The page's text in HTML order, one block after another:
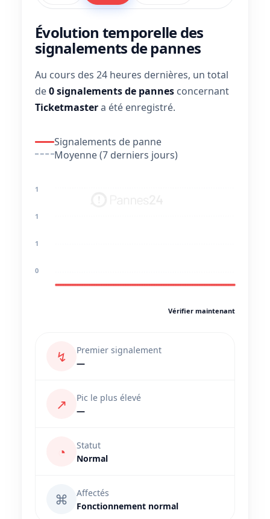
Évolution temporelle des
signalements de pannes
Au cours des 24 heures dernières, un total
de0 signalements de pannes concernant
Ticketmastera été enregistré.
Signalements de panne
Moyenne (7 derniers jours)
1
1
1
0
Vérifier maintenant
↯
Premier signalement
—
↗
Pic le plus élevé
—
◔
Statut
Normal
⌘
Affectés
Fonctionnement normal